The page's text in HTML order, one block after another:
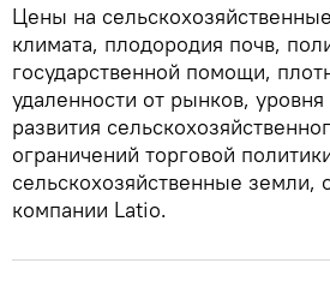
Цены на
климата, плодородия почв,
государственной помощи,
удаленности от рынков,
развития
ограничений торговой
сельскохозяйственные земли,
компании Latio.